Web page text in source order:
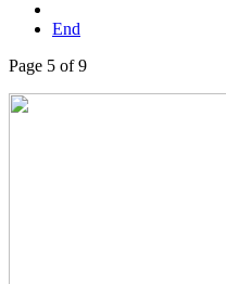
End
Page 5 of 9